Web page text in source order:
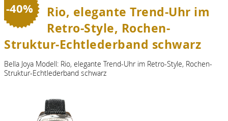
-40%
Rio, elegante Trend-Uhr im
Retro-Style, Rochen-
Struktur-Echtlederband schwarz
Bella Joya Modell: Rio, elegante Trend-Uhr im Retro-Style, Rochen-
Struktur-Echtlederband schwarz